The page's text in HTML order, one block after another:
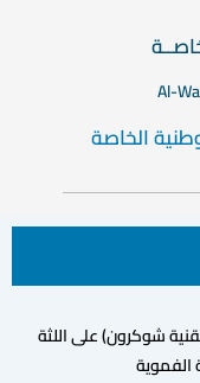
Al-
الخاصة
شوكرون) على اللثة
الفموية